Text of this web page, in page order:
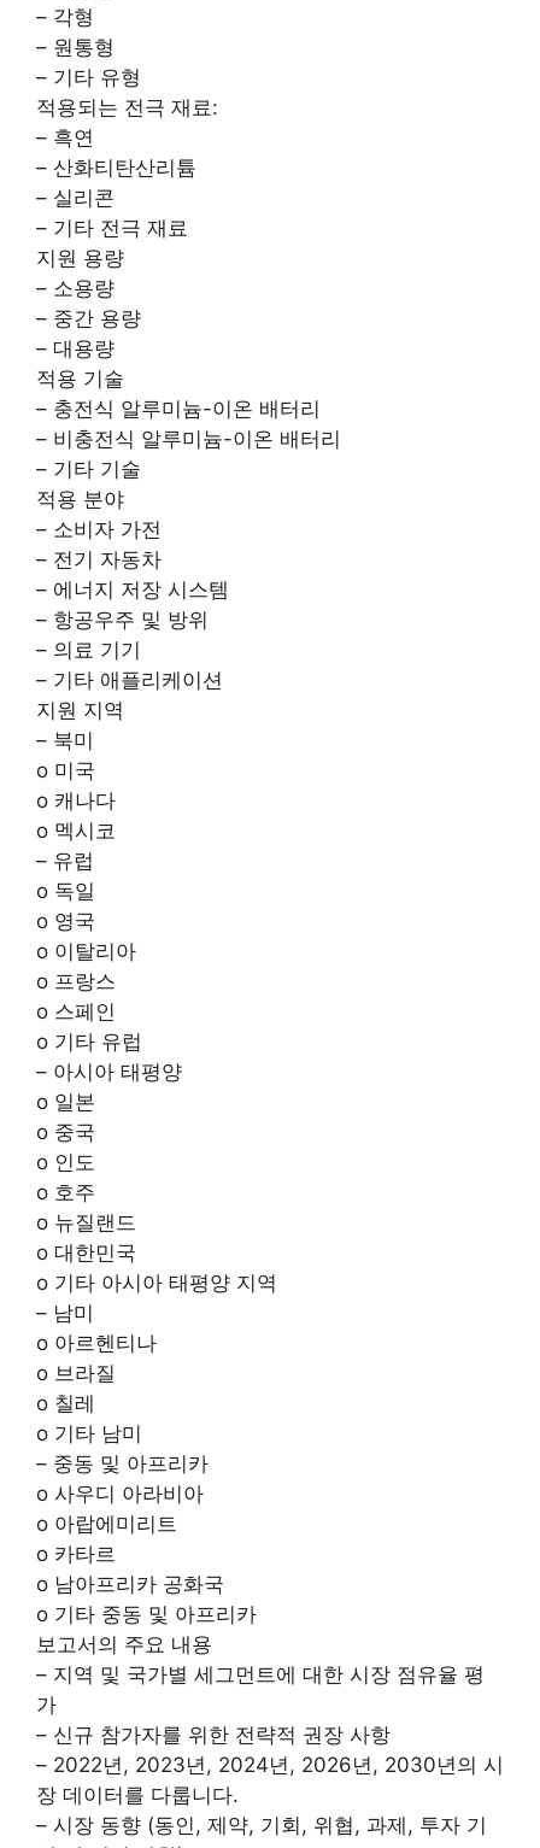
– 각형
– 원통형
– 기타 유형
적용되는 전극 재료:
– 흑연
– 산화티탄산리튬
– 실리콘
– 기타 전극 재료
지원 용량
– 소용량
– 중간 용량
– 대용량
적용 기술
– 충전식 알루미늄-이온 배터리
– 비충전식 알루미늄-이온 배터리
– 기타 기술
적용 분야
– 소비자 가전
– 전기 자동차
– 에너지 저장 시스템
– 항공우주 및 방위
– 의료 기기
– 기타 애플리케이션
지원 지역
– 북미
o 미국
o 캐나다
o 멕시코
– 유럽
o 독일
o 영국
o 이탈리아
o 프랑스
o 스페인
o 기타 유럽
– 아시아 태평양
o 일본
o 중국
o 인도
o 호주
o 뉴질랜드
o 대한민국
o 기타 아시아 태평양 지역
– 남미
o 아르헨티나
o 브라질
o 칠레
o 기타 남미
– 중동 및 아프리카
o 사우디 아라비아
o 아랍에미리트
o 카타르
o 남아프리카 공화국
o 기타 중동 및 아프리카
보고서의 주요 내용
– 지역 및 국가별 세그먼트에 대한 시장 점유율 평
가
– 신규 참가자를 위한 전략적 권장 사항
– 2022년, 2023년, 2024년, 2026년, 2030년의 시
장 데이터를 다룹니다.
– 시장 동향 (동인, 제약, 기회, 위협, 과제, 투자 기